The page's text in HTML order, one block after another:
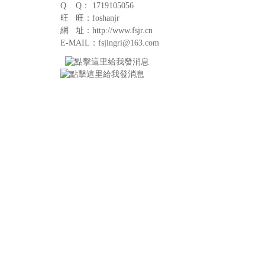
Q Q： 1719105056
旺 旺：foshanjr
網 址：http://www.fsjr.cn
E-MAIL：fsjingri@163.com